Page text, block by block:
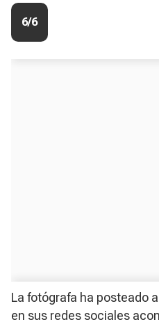
6/6
La fotógrafa ha posteado
en sus redes sociales